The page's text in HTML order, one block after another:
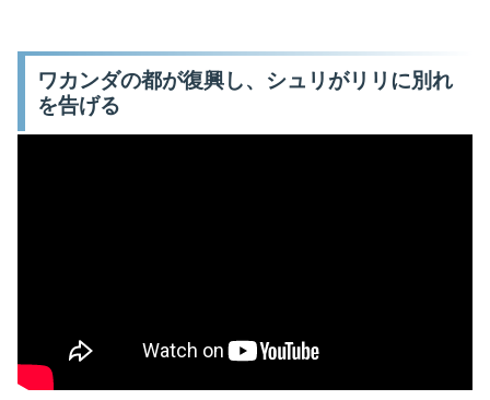
ワカンダの都が復興し、シュリがリリに別れ
を告げる